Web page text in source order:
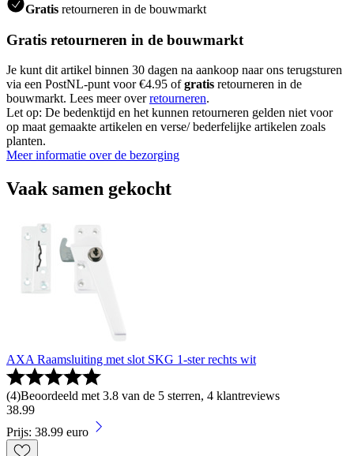
Gratis retourneren in de bouwmarkt
Gratis retourneren in de bouwmarkt
Je kunt dit artikel binnen 30 dagen na aankoop naar ons terugsturen
via een PostNL-punt voor €4.95 ofgratis retourneren in de
bouwmarkt. Lees meer overretourneren.
Let op: De bedenktijd en het kunnen retourneren gelden niet voor
op maat gemaakte artikelen en verse/ bederfelijke artikelen zoals
planten.
Meer informatie over de bezorging
Vaak samen gekocht
AXA Raamsluiting met slot SKG 1-ster rechts wit
(4)Beoordeeld met 3.8 van de 5 sterren, 4 klantreviews
38.99
Prijs: 38.99 euro